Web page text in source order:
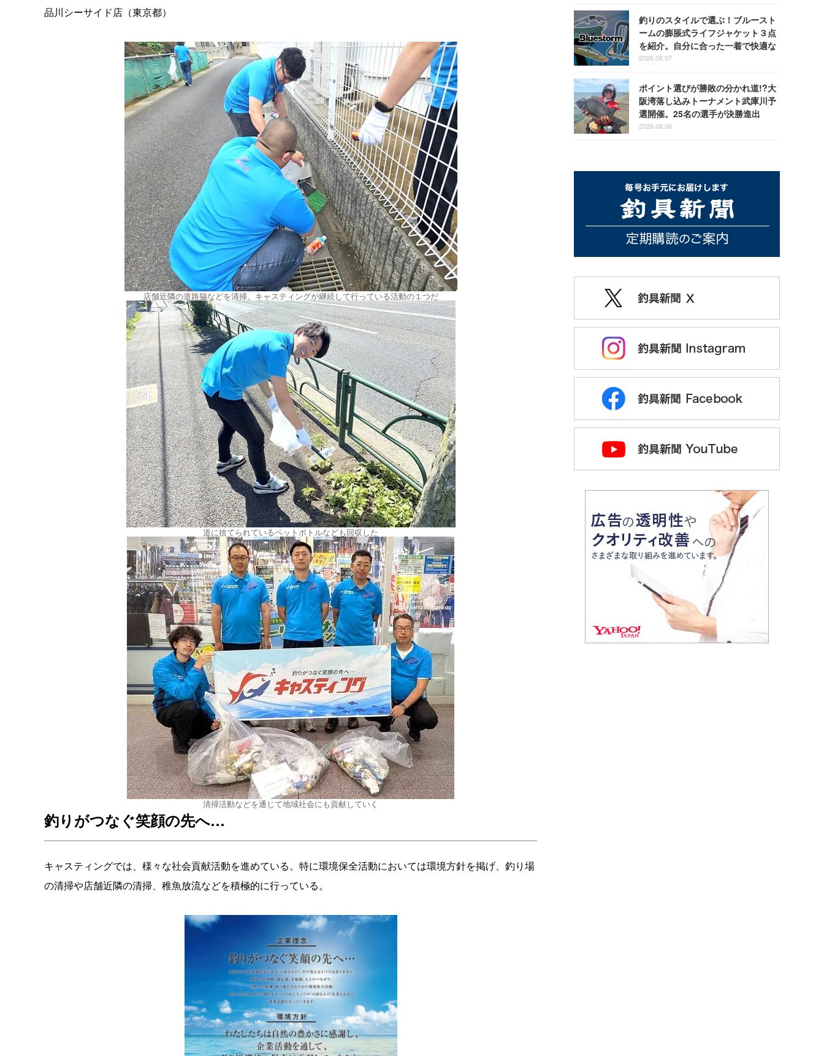
品川シーサイド店（東京都）
店舗近隣の道路脇などを清掃。キャスティングが継続して行っている活動の１つだ
道に捨てられているペットボトルなども回収した
清掃活動などを通じて地域社会にも貢献していく
釣りがつなぐ笑顔の先へ…
キャスティングでは、様々な社会貢献活動を進めている。特に環境保全活動においては環境方針を掲げ、釣り場
の清掃や店舗近隣の清掃、稚魚放流などを積極的に行っている。
釣りのスタイルで選ぶ！ブルースト
ームの膨脹式ライフジャケット３点
を紹介。自分に合った一着で快適な
釣りを
2026.08.07
ポイント選びが勝敗の分かれ道!?大
阪湾落し込みトーナメント武庫川予
選開催。25名の選手が決勝進出
2026.08.06